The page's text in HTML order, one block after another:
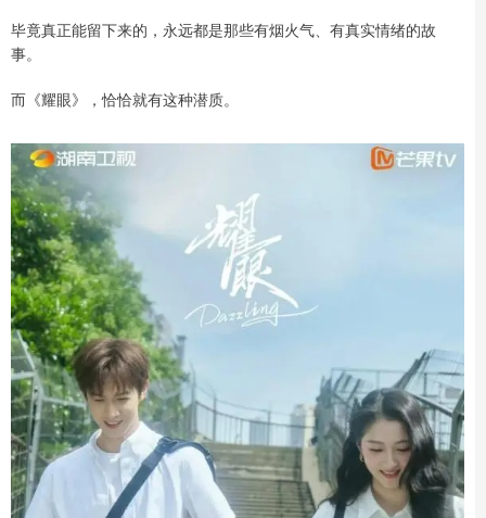
毕竟真正能留下来的，永远都是那些有烟火气、有真实情绪的故
事。
而《耀眼》，恰恰就有这种潜质。